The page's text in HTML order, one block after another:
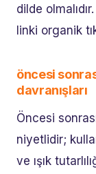
dilde
linki organik
öncesi
davranışları
Öncesi
niyetlidir;
ve ışık